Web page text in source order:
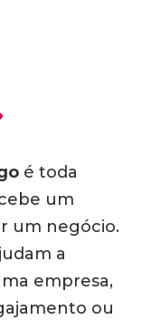
é toda
um
um negócio.
a
empresa,
ou